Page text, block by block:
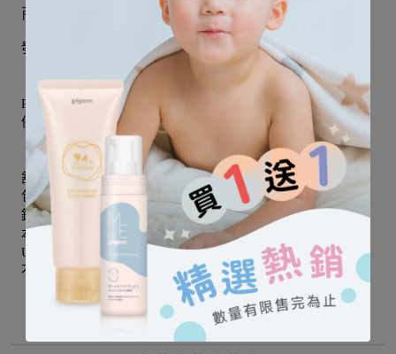
商品介紹
發掘者太陽眼鏡2-4歲
Real Kids Shades 美國嬰童太陽眼鏡領導品牌
保護孩童免於紫外線對眼睛的傷害
舒適的獨特超彈性鏡框。
包覆式設計，有效減少紫外線照射眼睛。
鏡片採用可防碎及抵擋衝擊的polycarbonate 材質。
本產品配戴時舒適又安全，最適合當作孩子的第一支太陽眼鏡。
UV400鏡片，可完全過濾UVA和UVB兩種紫外線，保護寶寶雙眼
不受到紫外線傷害。